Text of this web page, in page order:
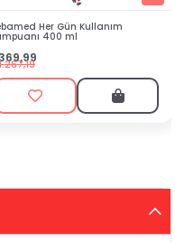
Deotak Krem